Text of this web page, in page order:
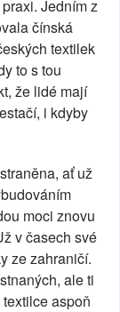
Jedním z
čínská
textilek
to s tou
že lidé mají
i kdyby
ať už
moci znovu
v časech své
ze zahraničí.
ale ti
aspoň